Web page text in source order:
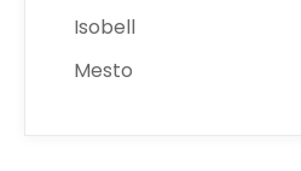
Isobell
Mesto